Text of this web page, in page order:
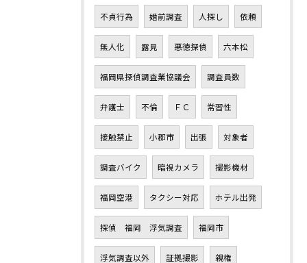
不貞行為 婚前調査 人探し 依頼
無人化 露見 悪徳探偵 六本松
福岡県探偵調査業協議会 調査員数
弁護士 不倫 ＦＣ 常習性
接触禁止 小郡市 出張 対象者
調査バイク 暗視カメラ 撮影機材
福岡空港 タクシー対応 ホテル出発
探偵 福岡 浮気調査 福岡市
浮気調査以外 証拠撮影 親権